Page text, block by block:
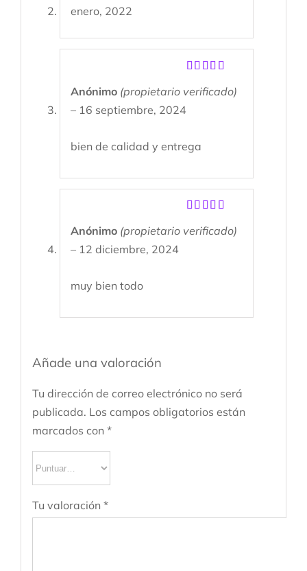
enero, 2022
con5de 5
Anónimo (propietario verificado)
– 16 septiembre, 2024
bien de calidad y entrega
con5de 5
Anónimo (propietario verificado)
– 12 diciembre, 2024
muy bien todo
Añade una valoración
Tu dirección de correo electrónico no será
publicada. Los campos obligatorios están
marcados con *
Tu valoración *